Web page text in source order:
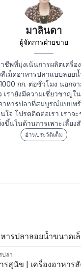
มาลินดา
ผู้จัดการฝ่ายขาย
ชีพที่มุ่งเน้นการผลิตเครื่อ
เม็ดอาหารปลาแบบลอย
กก. ต่อชั่วโมง นอกจ
รายังมีความเชี่ยวชาญใ
าหารปลาที่สมบูรณ์แบบพ
จ โปรดติดต่อเรา เราจ
ขึ้นในด้านการเพาะเลี้ยง
อ่านประวัติเต็ม
ารปลาลอยน้ำขนาดเ
ปลา
รสุนัข | เครื่องอาหารสั